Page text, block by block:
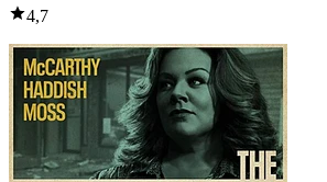
4,7